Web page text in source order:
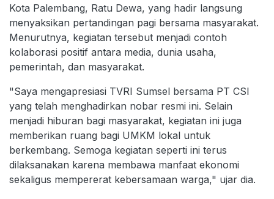
Kota Palembang, Ratu Dewa, yang hadir langsung
menyaksikan pertandingan pagi bersama masyarakat.
Menurutnya, kegiatan tersebut menjadi contoh
kolaborasi positif antara media, dunia usaha,
pemerintah, dan masyarakat.
"Saya mengapresiasi TVRI Sumsel bersama PT CSI
yang telah menghadirkan nobar resmi ini. Selain
menjadi hiburan bagi masyarakat, kegiatan ini juga
memberikan ruang bagi UMKM lokal untuk
berkembang. Semoga kegiatan seperti ini terus
dilaksanakan karena membawa manfaat ekonomi
sekaligus mempererat kebersamaan warga," ujar dia.